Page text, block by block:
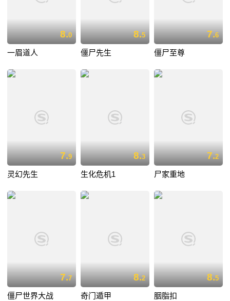
8.0
一眉道人
8.5
僵尸先生
7.6
僵尸至尊
7.9
灵幻先生
8.3
生化危机1
7.2
尸家重地
7.7
僵尸世界大战
8.2
奇门遁甲
8.5
胭脂扣